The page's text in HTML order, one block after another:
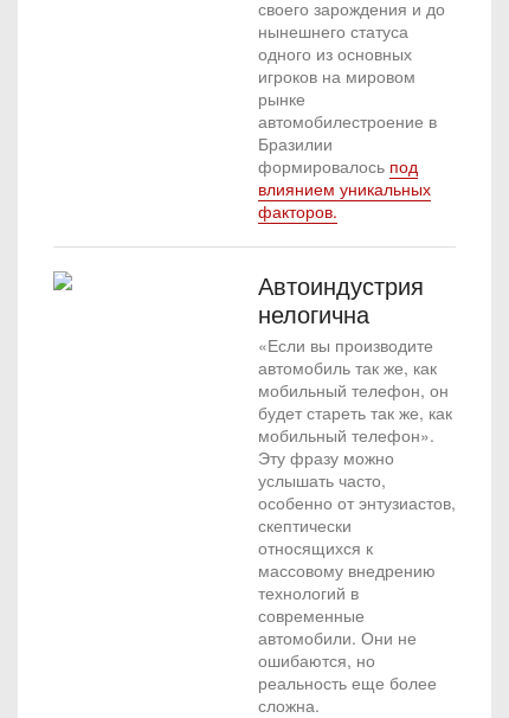
своего зарождения и до
нынешнего статуса
одного из основных
игроков на мировом
рынке
автомобилестроение в
Бразилии
формировалось под
влиянием уникальных
факторов.
Автоиндустрия
нелогична
«Если вы производите
автомобиль так же, как
мобильный телефон, он
будет стареть так же, как
мобильный телефон».
Эту фразу можно
услышать часто,
особенно от энтузиастов,
скептически
относящихся к
массовому внедрению
технологий в
современные
автомобили. Они не
ошибаются, но
реальность еще более
сложна.